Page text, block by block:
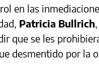
en las
Patricia Bullrich
que se les
desmentido por la